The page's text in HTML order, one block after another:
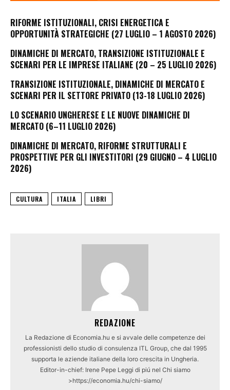
RIFORME ISTITUZIONALI, CRISI ENERGETICA E
OPPORTUNITÀ STRATEGICHE (27 LUGLIO – 1 AGOSTO 2026)
DINAMICHE DI MERCATO, TRANSIZIONE ISTITUZIONALE E
SCENARI PER LE IMPRESE ITALIANE (20 – 25 LUGLIO 2026)
TRANSIZIONE ISTITUZIONALE, DINAMICHE DI MERCATO E
SCENARI PER IL SETTORE PRIVATO (13-18 LUGLIO 2026)
LO SCENARIO UNGHERESE E LE NUOVE DINAMICHE DI
MERCATO (6–11 LUGLIO 2026)
DINAMICHE DI MERCATO, RIFORME STRUTTURALI E
PROSPETTIVE PER GLI INVESTITORI (29 GIUGNO – 4 LUGLIO
2026)
CULTURA ITALIA LIBRI
REDAZIONE
La Redazione di Economia.hu e si avvale delle competenze dei
professionisti dello studio di consulenza ITL Group, che dal 1995
supporta le aziende italiane della loro crescita in Ungheria.
Editor-in-chief: Irene Pepe Leggi di piú nel Chi siamo
>https://economia.hu/chi-siamo/